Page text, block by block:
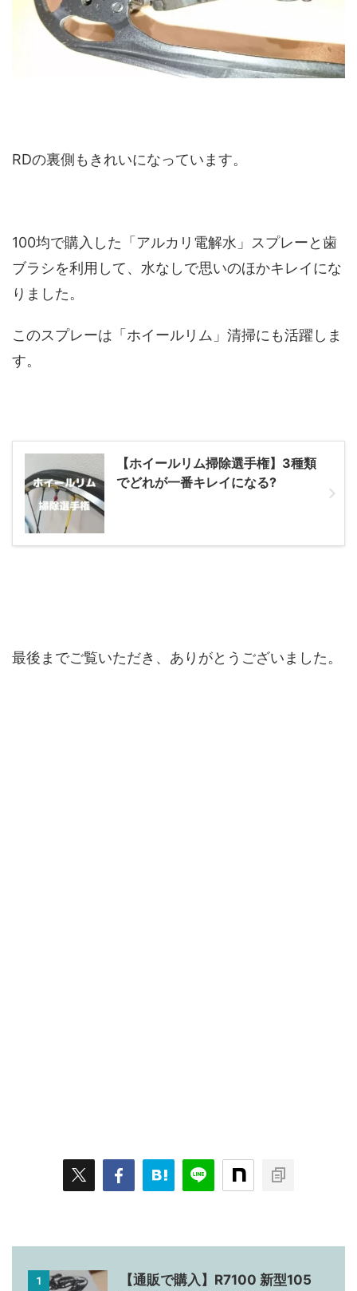
RDの裏側もきれいになっています。
100均で購入した「アルカリ電解水」スプレーと歯
ブラシを利用して、水なしで思いのほかキレイにな
りました。
このスプレーは「ホイールリム」清掃にも活躍しま
す。
【ホイールリム掃除選手権】3種類
でどれが一番キレイになる?
最後までご覧いただき、ありがとうございました。
1
【通販で購入】R7100 新型105